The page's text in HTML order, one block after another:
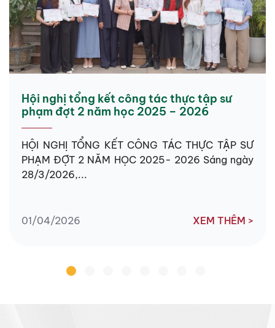
Hội nghị tổng kết công tác thực tập sư
phạm đợt 2 năm học 2025 – 2026
HỘI NGHỊ TỔNG KẾT CÔNG TÁC THỰC TẬP SƯ
PHẠM ĐỢT 2 NĂM HỌC 2025- 2026 Sáng ngày
28/3/2026,...
01/04/2026 XEM THÊM >